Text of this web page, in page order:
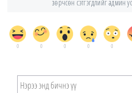
зөрчсөн сэтгэгдлийг админ
0 0 0 0 0